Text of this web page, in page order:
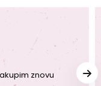
znovu